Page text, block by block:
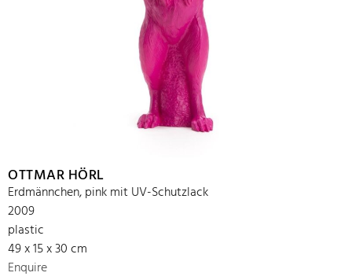
OTTMAR HÖRL
Erdmännchen, pink mit UV-Schutzlack
2009
plastic
49 x 15 x 30 cm
Enquire